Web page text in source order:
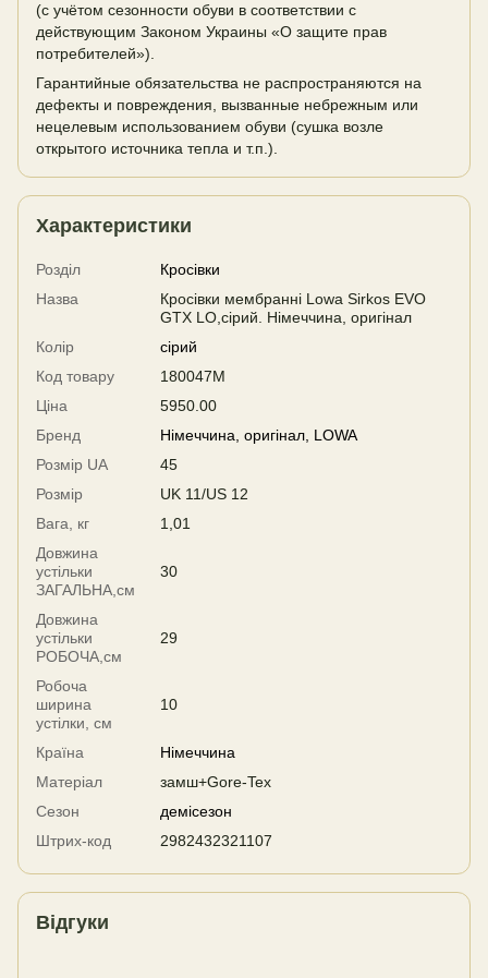
(с учётом сезонности обуви в соответствии с
действующим Законом Украины «О защите прав
потребителей»).
Гарантийные обязательства не распространяются на
дефекты и повреждения, вызванные небрежным или
нецелевым использованием обуви (сушка возле
открытого источника тепла и т.п.).
Характеристики
Розділ
Кросівки
Назва
Кросівки мембранні Lowa Sirkos EVO
GTX LO,сірий. Німеччина, оригінал
Колір
сірий
Код товару
180047M
Ціна
5950.00
Бренд
Німеччина, оригінал, LOWA
Розмір UA
45
Розмір
UK 11/US 12
Вага, кг
1,01
Довжина
устільки
ЗАГАЛЬНА,см
30
Довжина
устільки
РОБОЧА,см
29
Робоча
ширина
устілки, см
10
Країна
Німеччина
Матеріал
замш+Gore-Tex
Сезон
демісезон
Штрих-код
2982432321107
Відгуки